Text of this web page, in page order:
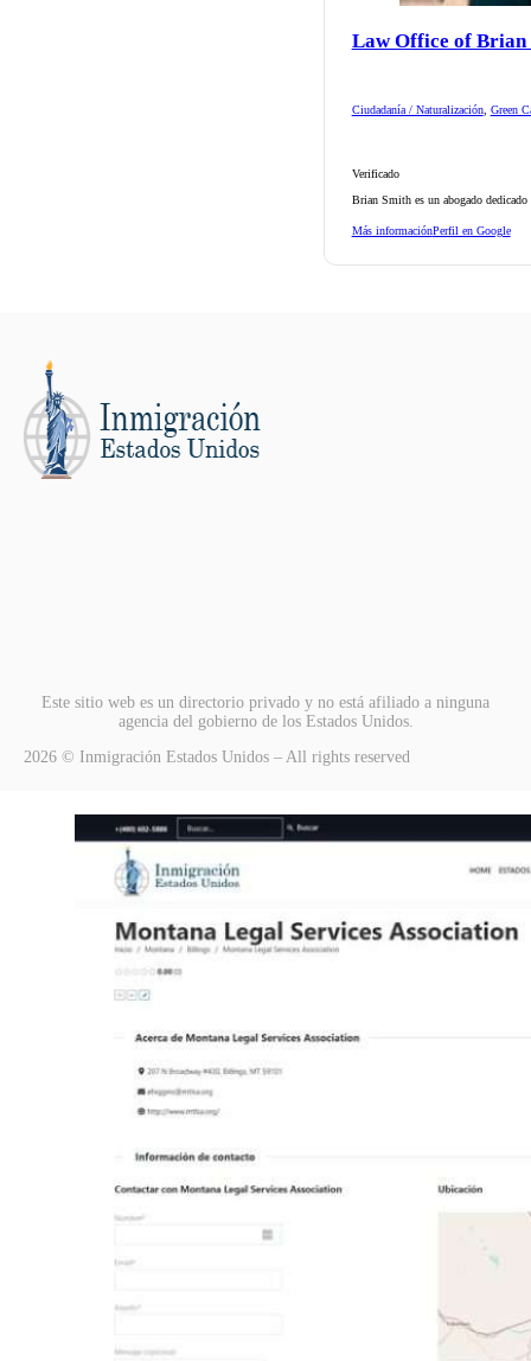
Law Office of Brian
Ciudadanía / Naturalización, Green
Verificado
Brian Smith es un abogado
Más informaciónPerfil en Google
Este sitio web es un directorio privado y no está afiliado a ninguna
agencia del gobierno de los Estados Unidos.
2026 © Inmigración Estados Unidos – All rights reserved